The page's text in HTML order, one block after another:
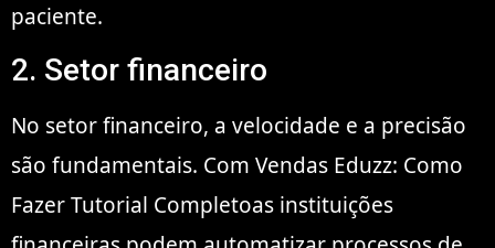
paciente.
2. Setor financeiro
No setor financeiro, a velocidade e a precisão
são fundamentais. Com Vendas Eduzz: Como
Fazer Tutorial Completoas instituições